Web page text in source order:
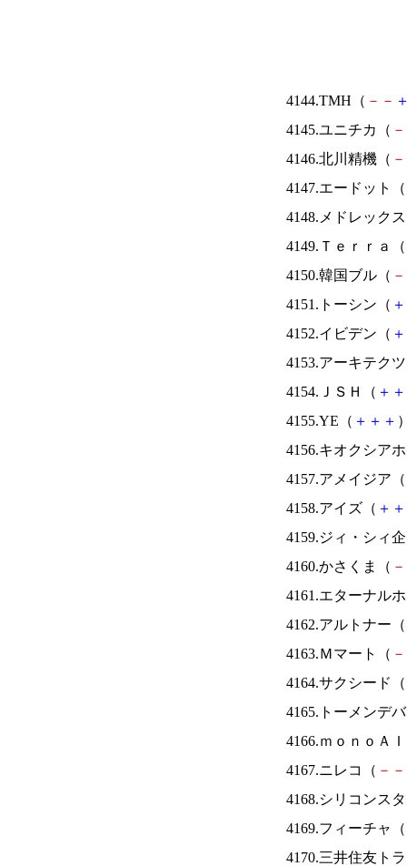
4144.TMH（ － －
4145.ユニチカ（ －
4146.北川精機（ －
4147.エードット（
4148.メドレック
4149.Ｔｅｒｒａ（
4150.韓国ブル（ －
4151.トーシン（ ＋
4152.イビデン（ ＋
4153.アーキテク
4154.ＪＳＨ（ ＋ ＋
4155.YE（ ＋ ＋ ＋
4156.キオクシア
4157.アメイジア（
4158.アイズ（ ＋ ＋
4159.ジィ・シィ
4160.かさくま（ －
4161.エターナル
4162.アルトナー（
4163.Ｍマート（ －
4164.サクシード（
4165.トーメンデ
4166.ｍｏｎｏＡ
4167.ニレコ（ － －
4168.シリコンス
4169.フィーチャ（
4170.三井住友ト